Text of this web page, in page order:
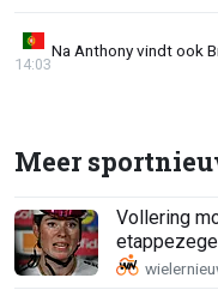
Na Anthony vindt ook
14:03
Meer
Vollering
etappezege